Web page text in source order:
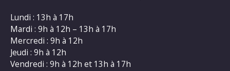
Lundi : 13h à 17h
Mardi : 9h à 12h – 13h à 17h
Mercredi : 9h à 12h
Jeudi : 9h à 12h
Vendredi : 9h à 12h et 13h à 17h